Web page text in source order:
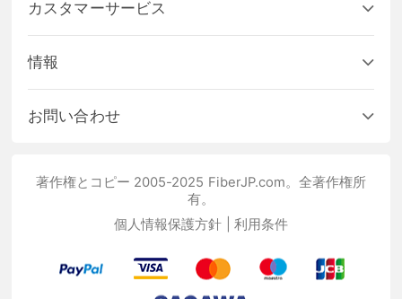
カスタマーサービス
情報
お問い合わせ
著作権とコピー 2005-2025 FiberJP.com。全著作権所
有。
個人情報保護方針
利用条件